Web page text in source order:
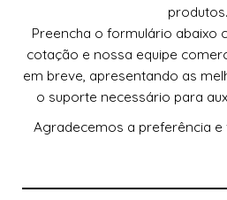
produtos.
Preencha o formulário abaixo
cotação e nossa equipe
em breve, apresentando as
o suporte necessário para
Agradecemos a preferência